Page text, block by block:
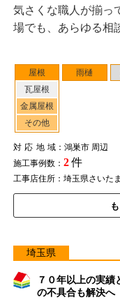
屋根
瓦屋根
金属屋根
その他
雨樋
対応地域：鴻巣市 周辺
施工事例数： 2件
工事店住所：埼玉県さいた
気さくな職人が揃っ
場でも、あらゆる相
埼玉県
７０年以上の実績
の不具合も解決へ